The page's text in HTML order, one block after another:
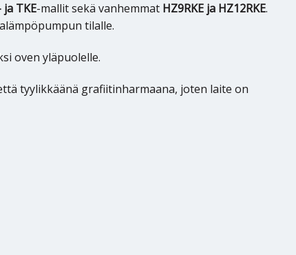
ja TKE-mallit sekä vanhemmat HZ9RKE ja HZ12RKE.
tilalle.
oven yläpuolelle.
tyylikkäänä grafiitinharmaana, joten laite on